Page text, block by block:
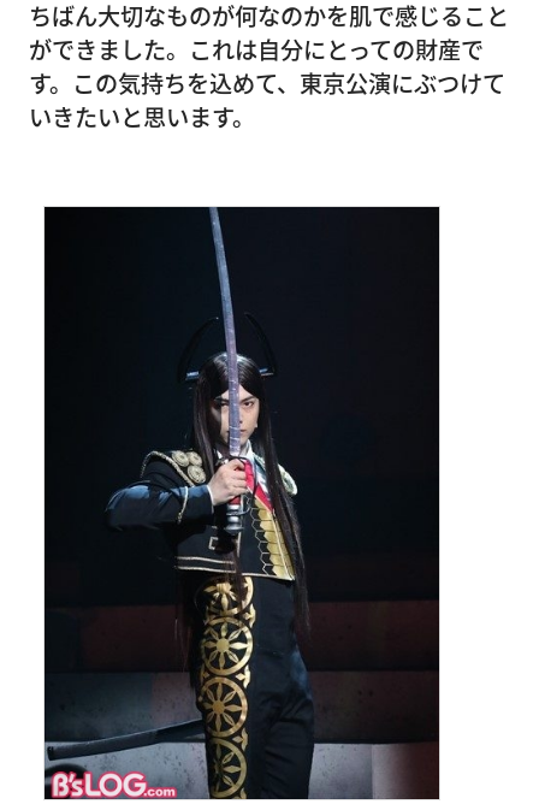
ちばん大切なものが何なのかを肌で感じること
ができました。これは自分にとっての財産で
す。この気持ちを込めて、東京公演にぶつけて
いきたいと思います。